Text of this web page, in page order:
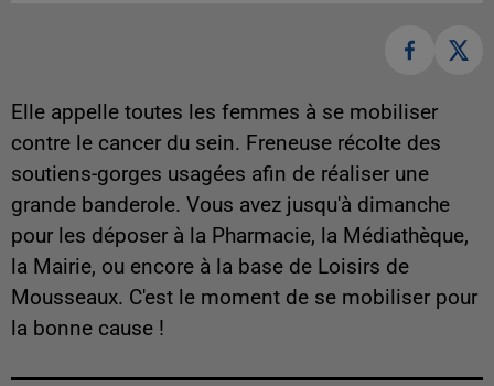
Elle appelle toutes les femmes à se mobiliser
contre le cancer du sein. Freneuse récolte des
soutiens-gorges usagées afin de réaliser une
grande banderole. Vous avez jusqu'à dimanche
pour les déposer à la Pharmacie, la Médiathèque,
la Mairie, ou encore à la base de Loisirs de
Mousseaux. C'est le moment de se mobiliser pour
la bonne cause !